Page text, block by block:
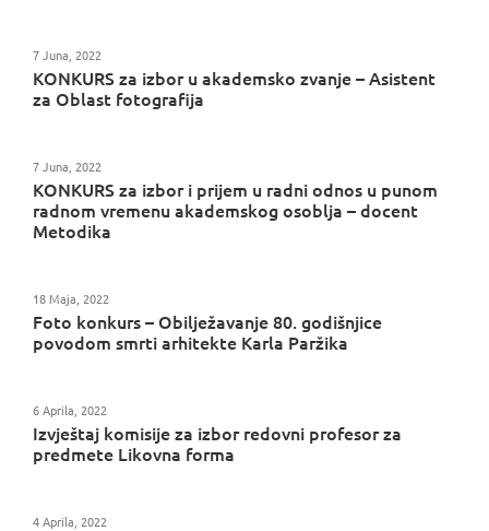
KONKURS za izbor u akademsko zvanje – Asistent
za Oblast fotografija
7 Juna, 2022
KONKURS za izbor i prijem u radni odnos u punom
radnom vremenu akademskog osoblja – docent
Metodika
7 Juna, 2022
Foto konkurs – Obilježavanje 80. godišnjice
povodom smrti arhitekte Karla Paržika
18 Maja, 2022
Izvještaj komisije za izbor redovni profesor za
predmete Likovna forma
6 Aprila, 2022
4 Aprila, 2022